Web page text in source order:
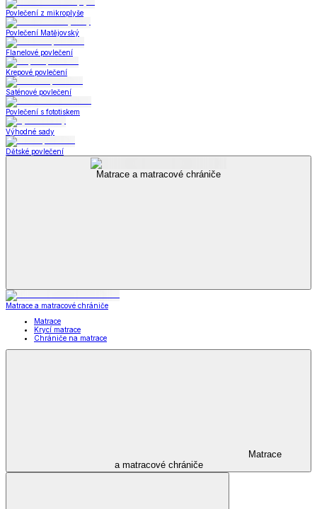
Povlečení z mikroplyše
Povlečení Matějovský
Flanelové povlečení
Krepové povlečení
Saténové povlečení
Povlečení s fototiskem
Výhodné sady
Dětské povlečení
Matrace a matracové chrániče
Matrace a matracové chrániče
Matrace
Krycí matrace
Chrániče na matrace
Matrace
a matracové chrániče